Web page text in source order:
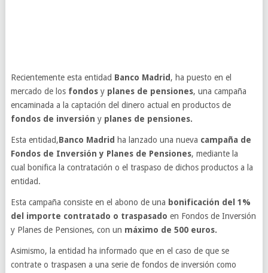
Recientemente esta entidad Banco Madrid , ha puesto en el
mercado de losfondos yplanes de pensiones, una campaña
encaminada a la captación del dinero actual en productos de
fondos de inversión yplanes de pensiones.
Esta entidad,Banco Madrid ha lanzado una nueva campaña de
Fondos de Inversión y Planes de Pensiones, mediante la
cual bonifica la contratación o el traspaso de dichos productos a la
entidad.
Esta campaña consiste en el abono de una bonificación del 1%
del importe contratado o traspasado en Fondos de Inversión
y Planes de Pensiones, con un máximo de 500 euros.
Asimismo, la entidad ha informado que en el caso de que se
contrate o traspasen a una serie de fondos de inversión como